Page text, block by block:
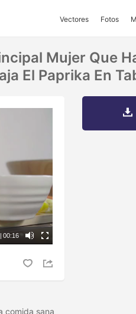
Vectores Fotos
Mujer Que
El Paprika En
| 00:16
comida sana